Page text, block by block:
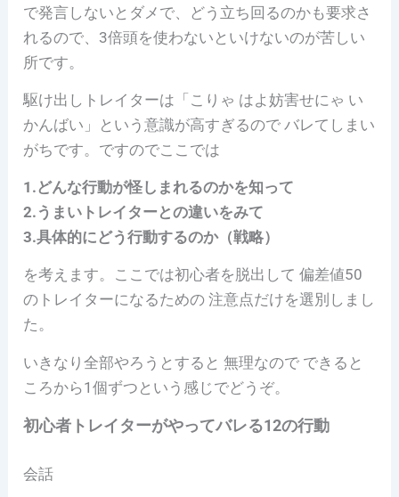
で発言しないとダメで、どう立ち回るのかも要求さ
れるので、3倍頭を使わないといけないのが苦しい
所です。
駆け出しトレイターは「こりゃ はよ妨害せにゃ い
かんばい」という意識が高すぎるので バレてしまい
がちです。ですのでここでは
1.どんな行動が怪しまれるのかを知って
2.うまいトレイターとの違いをみて
3.具体的にどう行動するのか（戦略）
を考えます。ここでは初心者を脱出して 偏差値50
のトレイターになるための 注意点だけを選別しまし
た。
いきなり全部やろうとすると 無理なので できると
ころから1個ずつという感じでどうぞ。
初心者トレイターがやってバレる12の行動
会話